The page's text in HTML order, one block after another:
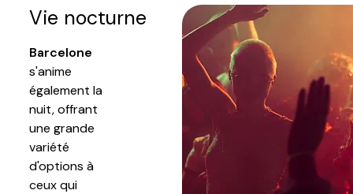
Vie nocturne
Barcelone
s'anime
également la
nuit, offrant
une grande
variété
d'options à
ceux qui